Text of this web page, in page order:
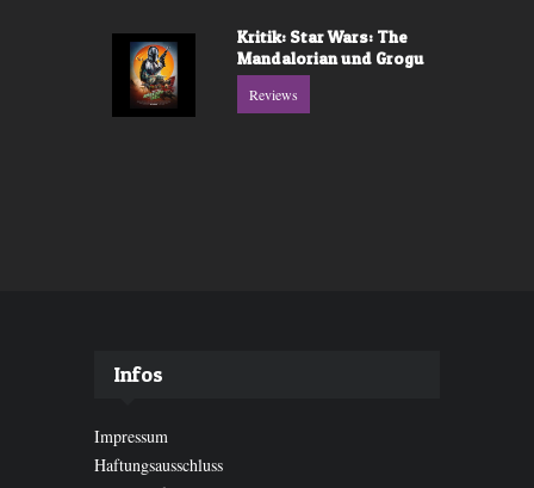
Kritik: Star Wars: The
Mandalorian und Grogu
Reviews
Infos
Impressum
Haftungsausschluss